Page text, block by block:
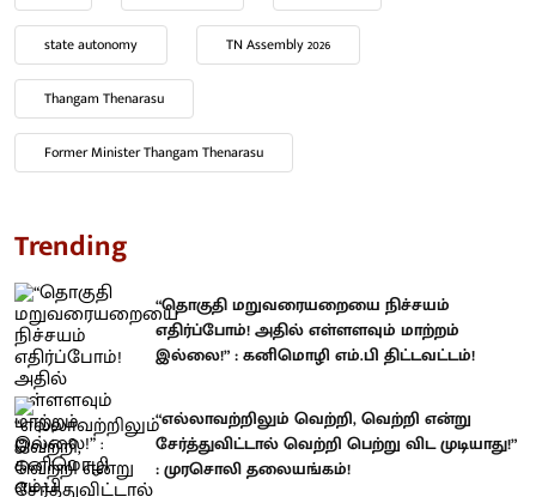
state autonomy TN Assembly 2026
Thangam Thenarasu
Former Minister Thangam Thenarasu
Trending
“தொகுதி மறுவரையறையை நிச்சயம்
எதிர்ப்போம்! அதில் எள்ளளவும் மாற்றம்
இல்லை!” : கனிமொழி எம்.பி திட்டவட்டம்!
“எல்லாவற்றிலும் வெற்றி, வெற்றி என்று
சேர்த்துவிட்டால் வெற்றி பெற்று விட முடியாது!”
: முரசொலி தலையங்கம்!